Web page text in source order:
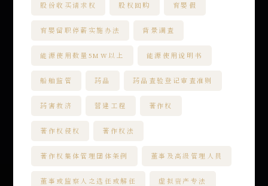
股份收买请求权 股权回购 育婴假
育婴留职停薪实施办法 背景调查
能源使用数量5MW以上 能源使用说明书
船舶监管 药品 药品查验登记审查准则
药害救济 营建工程 著作权
著作权侵权 著作权法
著作权集体管理团体条例 董事及高级管理人员
董事或监察人之选任或解任 虚拟资产专法